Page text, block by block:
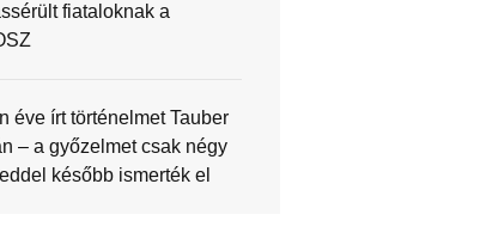
fiataloknak a
éve írt történelmet Tauber
– a győzelmet csak négy
később ismerték el